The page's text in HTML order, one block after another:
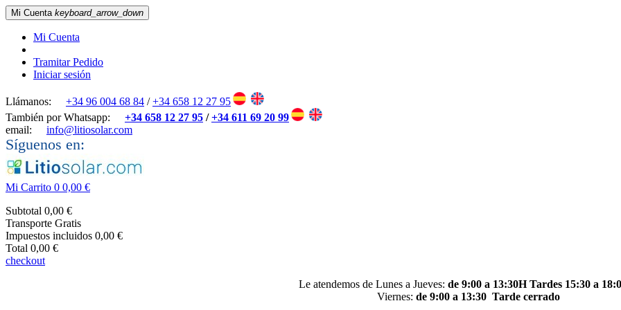
Mi Cuenta keyboard_arrow_down
Mi Cuenta
Tramitar Pedido
Iniciar sesión
Llámanos: +34 96 004 68 84 /+34 658 12 27 95
También por Whatsapp:
+34 658 12 27 95 /+34 611 69 20 99
email:
info@litiosolar.com
Síguenos en:
Mi Carrito 0 0,00 €
Subtotal 0,00 €
Transporte Gratis
Impuestos incluidos 0,00 €
Total 0,00 €
checkout
Le atendemos de Lunes a Jueves: de 9:00 a 13:30H Tardes 15:30 a
Viernes: de 9:00 a 13:30 Tarde cerrado